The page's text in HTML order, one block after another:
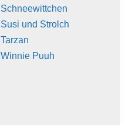
Schneewittchen
Susi und Strolch
Tarzan
Winnie Puuh